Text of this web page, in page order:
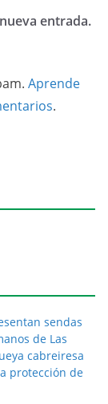
entrada.
Aprende
.
sendas
de Las
cabreiresa
protección de